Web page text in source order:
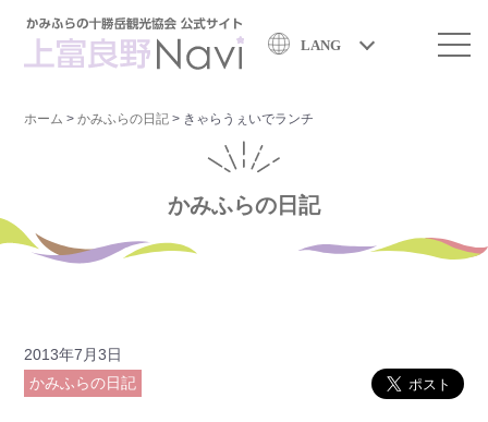
LANG
ホーム >かみふらの日記 > きゃらうぇいでランチ
かみふらの日記
2013年7月3日
かみふらの日記